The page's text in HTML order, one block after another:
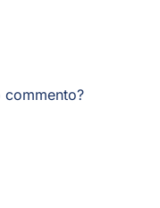
commento?